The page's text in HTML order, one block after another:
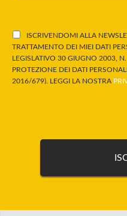
ISCRIVENDOMI ALLA
TRATTAMENTO DEI MIEI DATI
LEGISLATIVO 30 GIUGNO 2003,
PROTEZIONE DEI DATI
2016/679). LEGGI LA NOSTRA